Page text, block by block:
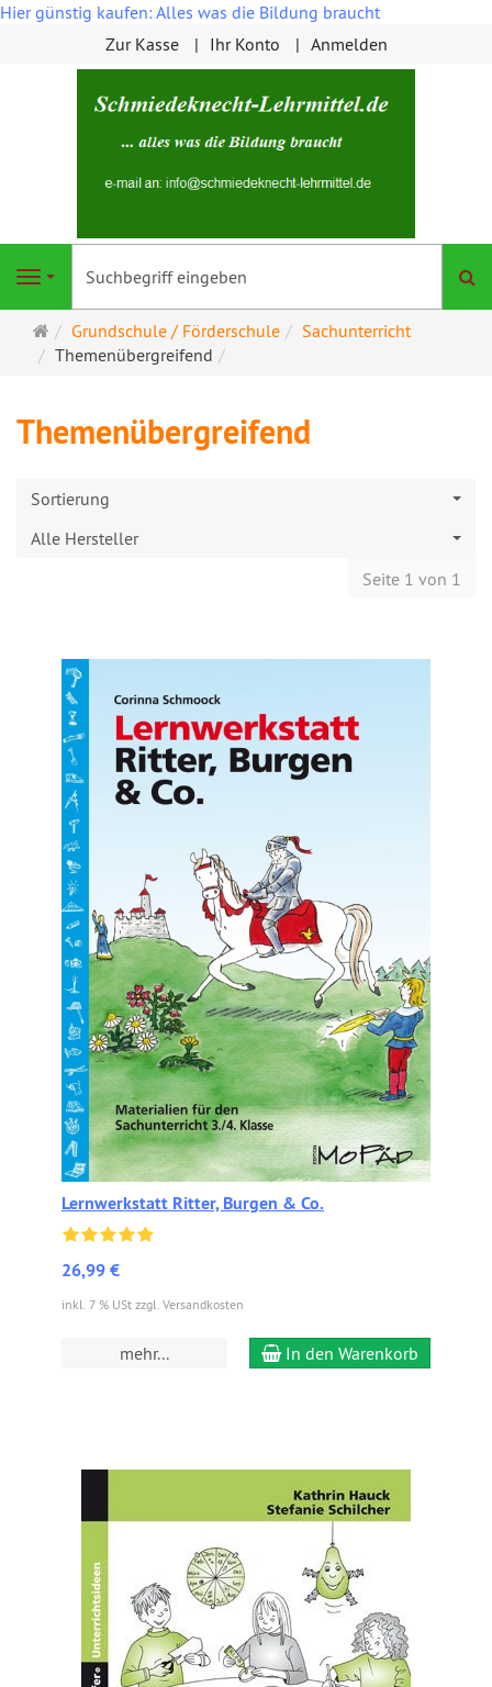
Hier günstig kaufen: Alles was die Bildung braucht
Zur Kasse
Ihr Konto Anmelden
Navigation
Startseite
Grundschule / Förderschule
Sachunterricht
Themenübergreifend
Themenübergreifend
Sortierung
Alle Hersteller
Seite 1 von 1
Lernwerkstatt Ritter, Burgen & Co.
26,99 €
inkl. 7 % USt zzgl. Versandkosten
mehr... In den Warenkorb